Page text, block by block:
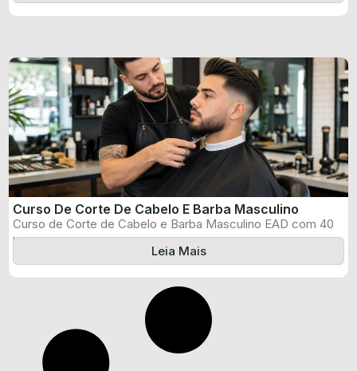
Curso De Corte De Cabelo E Barba Masculino
Curso de Corte de Cabelo e Barba Masculino EAD com 40
horas, certificado ...
Leia Mais